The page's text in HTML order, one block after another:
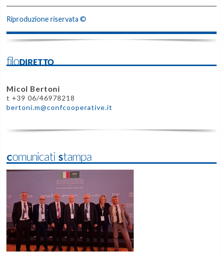
Riproduzione riservata ©
filoDIRETTO
Micol Bertoni
t +39 06/46978218
bertoni.m@confcooperative.it
Comunicati Stampa